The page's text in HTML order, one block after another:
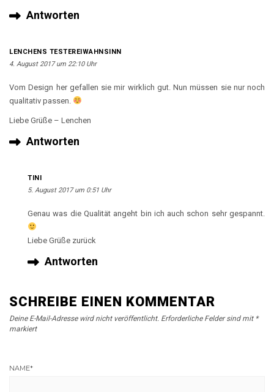
Antworten
LENCHENS TESTEREIWAHNSINN
4. August 2017 um 22:10 Uhr
Vom Design her gefallen sie mir wirklich gut. Nun müssen sie nur noch
qualitativ passen.
Liebe Grüße – Lenchen
Antworten
TINI
5. August 2017 um 0:51 Uhr
Genau was die Qualität angeht bin ich auch schon sehr gespannt.
Liebe Grüße zurück
Antworten
SCHREIBE EINEN KOMMENTAR
Deine E-Mail-Adresse wird nicht veröffentlicht. Erforderliche Felder sind mit *
markiert
NAME*